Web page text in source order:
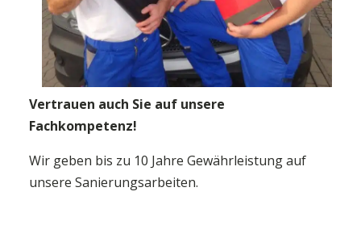
Vertrauen auch Sie auf unsere
Fachkompetenz!
Wir geben bis zu 10 Jahre Gewährleistung auf
unsere Sanierungsarbeiten.